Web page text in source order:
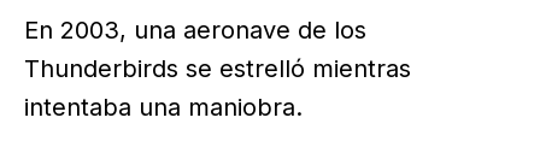
En 2003, una aeronave de los
Thunderbirds se estrelló mientras
intentaba una maniobra.